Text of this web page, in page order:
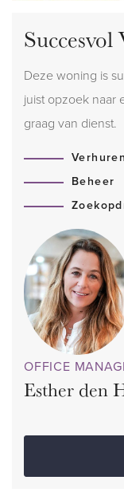
Deze woning is
juist opzoek naar
graag van dienst.
Verhuren
Beheer
OFFICE
Esther den